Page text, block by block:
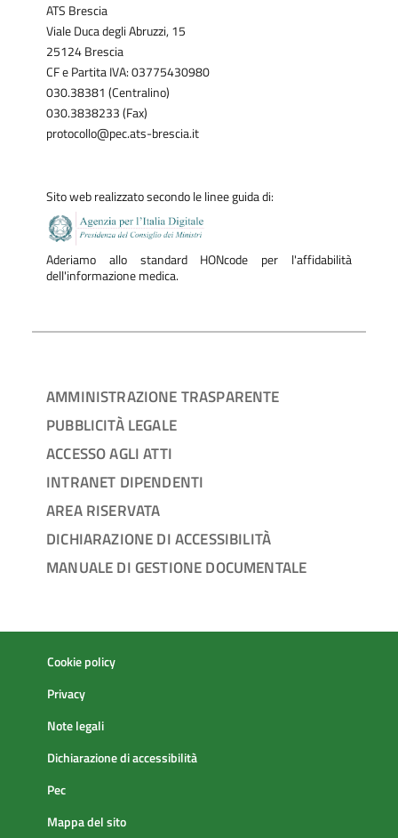
ATS Brescia
Viale Duca degli Abruzzi, 15
25124 Brescia
CF e Partita IVA: 03775430980
030.38381 (Centralino)
030.3838233 (Fax)
protocollo@pec.ats-brescia.it
Sito web realizzato secondo le linee guida di:
Aderiamo allo standard HONcode per l'affidabilità
dell'informazione medica.
AMMINISTRAZIONE TRASPARENTE
PUBBLICITÀ LEGALE
ACCESSO AGLI ATTI
INTRANET DIPENDENTI
AREA RISERVATA
DICHIARAZIONE DI ACCESSIBILITÀ
MANUALE DI GESTIONE DOCUMENTALE
Cookie policy
Privacy
Note legali
Dichiarazione di accessibilità
Pec
Mappa del sito